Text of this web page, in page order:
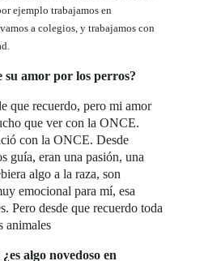
ejemplo trabajamos en
a colegios, y trabajamos con
su amor por los perros?
que recuerdo, pero mi amor
que ver con la ONCE.
con la ONCE. Desde
guía, eran una pasión, una
algo a la raza, son
emocional para mí, esa
Pero desde que recuerdo toda
animales
algo novedoso en